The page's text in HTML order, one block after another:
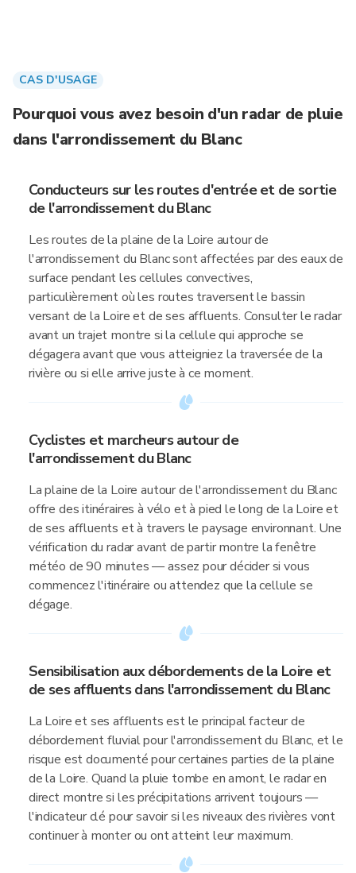
CAS D'USAGE
Pourquoi vous avez besoin d'un radar de pluie
dans l'arrondissement du Blanc
Conducteurs sur les routes d'entrée et de sortie
de l'arrondissement du Blanc
Les routes de la plaine de la Loire autour de
l'arrondissement du Blanc sont affectées par des eaux de
surface pendant les cellules convectives,
particulièrement où les routes traversent le bassin
versant de la Loire et de ses affluents. Consulter le radar
avant un trajet montre si la cellule qui approche se
dégagera avant que vous atteigniez la traversée de la
rivière ou si elle arrive juste à ce moment.
Cyclistes et marcheurs autour de
l'arrondissement du Blanc
La plaine de la Loire autour de l'arrondissement du Blanc
offre des itinéraires à vélo et à pied le long de la Loire et
de ses affluents et à travers le paysage environnant. Une
vérification du radar avant de partir montre la fenêtre
météo de 90 minutes — assez pour décider si vous
commencez l'itinéraire ou attendez que la cellule se
dégage.
Sensibilisation aux débordements de la Loire et
de ses affluents dans l'arrondissement du Blanc
La Loire et ses affluents est le principal facteur de
débordement fluvial pour l'arrondissement du Blanc, et le
risque est documenté pour certaines parties de la plaine
de la Loire. Quand la pluie tombe en amont, le radar en
direct montre si les précipitations arrivent toujours —
l'indicateur clé pour savoir si les niveaux des rivières vont
continuer à monter ou ont atteint leur maximum.